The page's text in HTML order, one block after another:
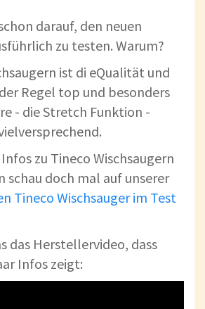
darauf, den neuen
zu testen. Warum?
ist di eQualität und
Regel top und besonders
- die Stretch Funktion -
zu Tineco Wischsaugern
schau doch mal auf unserer
Tineco Wischsauger im Test
das Herstellervideo, dass
Infos zeigt: